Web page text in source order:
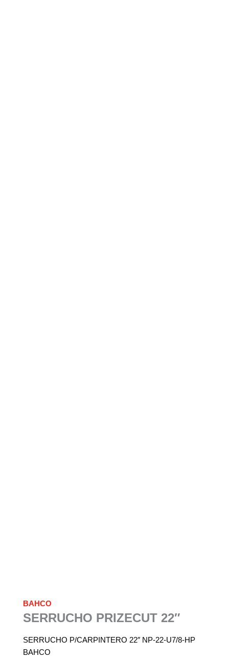
BAHCO
SERRUCHO PRIZECUT 22″
SERRUCHO P/CARPINTERO 22″ NP-22-U7/8-HP
BAHCO